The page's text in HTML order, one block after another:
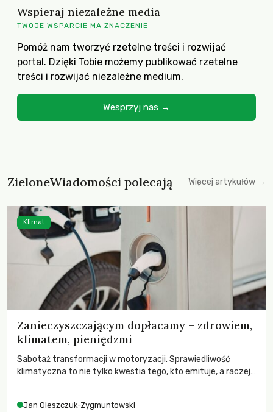
Wspieraj niezależne media
TWOJE WSPARCIE MA ZNACZENIE
Pomóż nam tworzyć rzetelne treści i rozwijać
portal. Dzięki Tobie możemy publikować rzetelne
treści i rozwijać niezależne medium.
Wesprzyj nas →
ZieloneWiadomości polecają Więcej artykułów →
Zanieczyszczającym dopłacamy – zdrowiem,
klimatem, pieniędzmi
Sabotaż transformacji w motoryzacji. Sprawiedliwość
klimatyczna to nie tylko kwestia tego, kto emituje, a raczej
Jan Oleszczuk-Zygmuntowski
Klimat